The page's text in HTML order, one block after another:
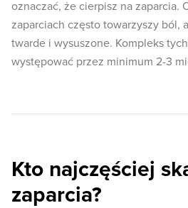
oznaczać, że cierpisz na zaparcia.
zaparciach często towarzyszy ból,
twarde i wysuszone. Kompleks
występować przez minimum 2-3
Kto najczęściej
zaparcia?